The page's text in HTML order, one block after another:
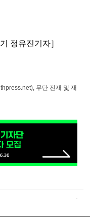
정유진기자］
무단 전재 및 재